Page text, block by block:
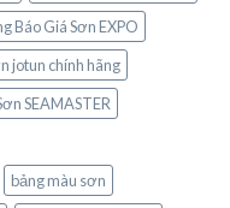
Báo Giá Sơn EXPO
jotun chính hãng
SEAMASTER
bảng màu sơn